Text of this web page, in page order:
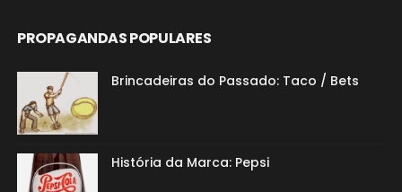
PROPAGANDAS POPULARES
Brincadeiras do Passado: Taco / Bets
História da Marca: Pepsi